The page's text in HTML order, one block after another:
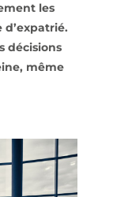
les
décisions
même